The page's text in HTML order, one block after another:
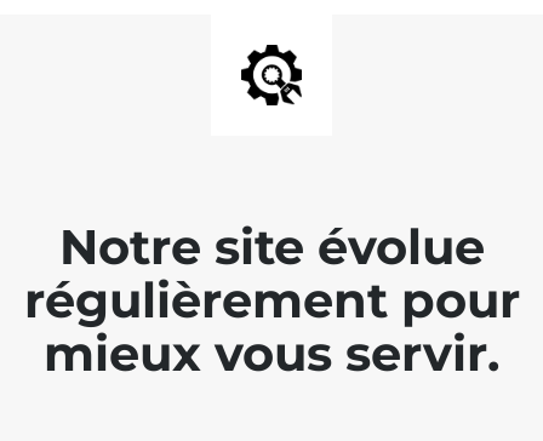
Notre site évolue
régulièrement pour
mieux vous servir.